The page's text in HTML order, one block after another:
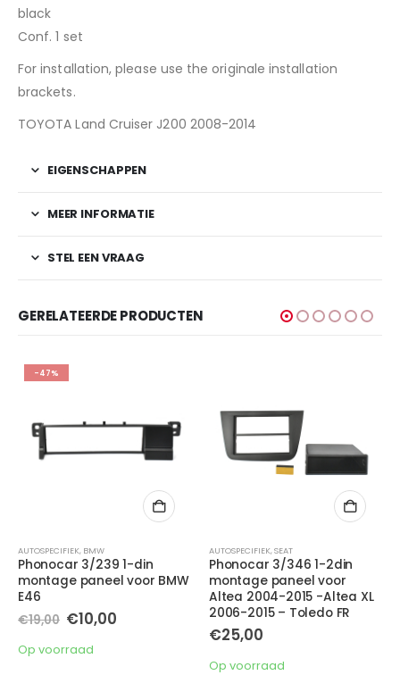
black
Conf. 1 set
For installation, please use the originale installation
brackets.
TOYOTA Land Cruiser J200 2008-2014
EIGENSCHAPPEN
MEER INFORMATIE
STEL EEN VRAAG
GERELATEERDE PRODUCTEN
-47%
AUTOSPECIFIEK, BMW
Phonocar 3/239 1-din
montage paneel voor BMW
E46
€19,00 Oorspronkelijke
prijs
was:
€19,00.
€10,00Huidige
Op voorraad
AUTOSPECIFIEK,SEAT
Phonocar 3/346 1-2din
montage paneel voor
Altea 2004-2015 -Altea XL
2006-2015 – Toledo FR
€25,00
Op voorraad